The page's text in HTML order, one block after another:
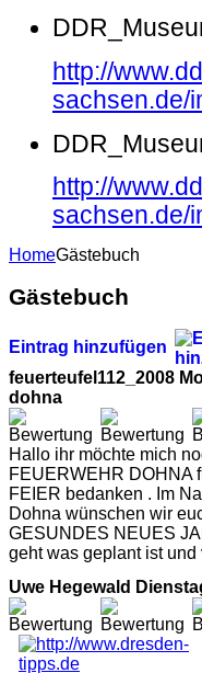
http://
sachsen.de/
http://
sachsen.de/
HomeGästebuch
Gästebuch
Eintrag hinzufügen
feuerteufel112_2008
dohna
Hallo ihr möchte mich
FEUERWEHR DOHNA
FEIER bedanken . Im
Dohna wünschen wir
GESUNDES NEUES
geht was geplant ist
Uwe Hegewald